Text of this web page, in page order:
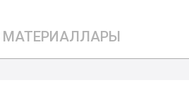
МАТЕРИАЛЛАРЫ